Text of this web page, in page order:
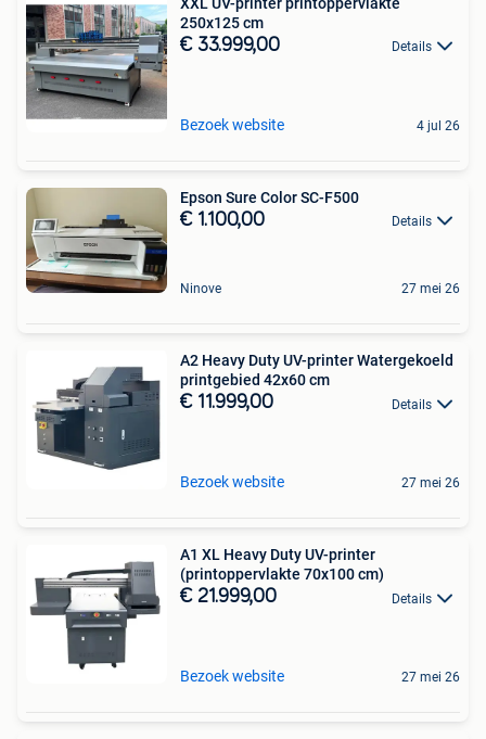
250x125 cm
€ 33.999,00 Details
Bezoek website 4 jul 26
Epson Sure Color SC-F500
€ 1.100,00 Details
Ninove 27 mei 26
A2 Heavy Duty UV-printer Watergekoeld
printgebied 42x60 cm
€ 11.999,00 Details
Bezoek website 27 mei 26
A1 XL Heavy Duty UV-printer
(printoppervlakte 70x100 cm)
€ 21.999,00 Details
Bezoek website 27 mei 26